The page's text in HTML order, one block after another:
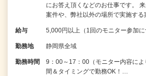
にお答え頂くなどのお仕事です。
案件や、弊社以外の場所で実施す
給与 5,000円以上（1回のモニター参加
勤務地 静岡県全域
勤務時間
9：00～17：00（モニター内容に
間＆タイミングで勤務OK！…